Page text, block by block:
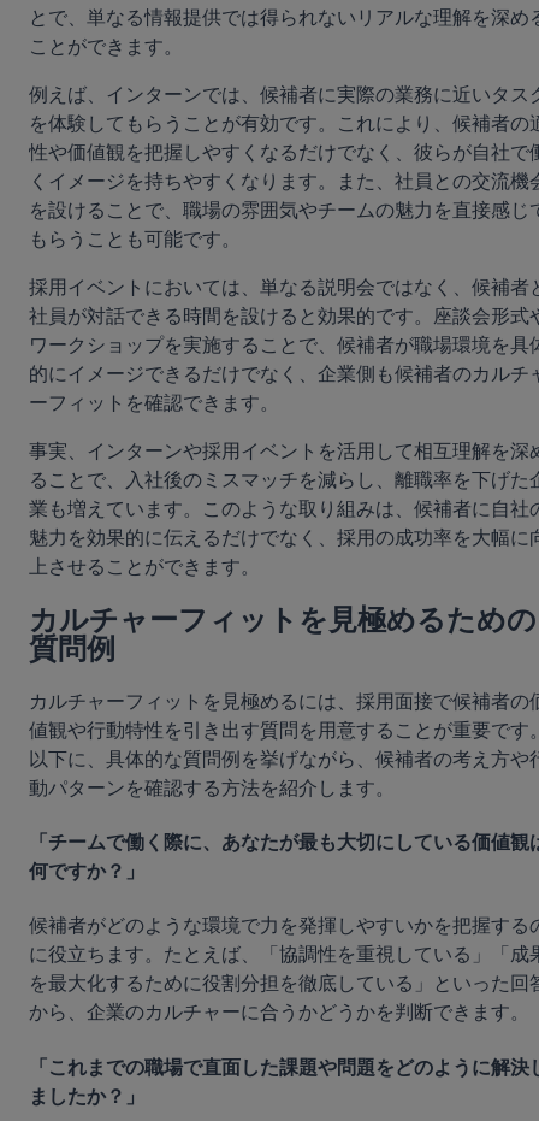
とで、単なる情報提供では得られないリアルな理解を深め
ことができます。
例えば、インターンでは、候補者に実際の業務に近いタス
を体験してもらうことが有効です。これにより、候補者の
性や価値観を把握しやすくなるだけでなく、彼らが自社で
くイメージを持ちやすくなります。また、社員との交流機
を設けることで、職場の雰囲気やチームの魅力を直接感じ
もらうことも可能です。
採用イベントにおいては、単なる説明会ではなく、候補者
社員が対話できる時間を設けると効果的です。座談会形式
ワークショップを実施することで、候補者が職場環境を具
的にイメージできるだけでなく、企業側も候補者のカルチ
ーフィットを確認できます。
事実、インターンや採用イベントを活用して相互理解を深
ることで、入社後のミスマッチを減らし、離職率を下げた
業も増えています。このような取り組みは、候補者に自社
魅力を効果的に伝えるだけでなく、採用の成功率を大幅に
上させることができます。
カルチャーフィットを見極めるための
質問例
カルチャーフィットを見極めるには、採用面接で候補者の
値観や行動特性を引き出す質問を用意することが重要です
以下に、具体的な質問例を挙げながら、候補者の考え方や
動パターンを確認する方法を紹介します。
「チームで働く際に、あなたが最も大切にしている価値観
何ですか？」
候補者がどのような環境で力を発揮しやすいかを把握する
に役立ちます。たとえば、「協調性を重視している」「成
を最大化するために役割分担を徹底している」といった回
から、企業のカルチャーに合うかどうかを判断できます。
「これまでの職場で直面した課題や問題をどのように解決
ましたか？」